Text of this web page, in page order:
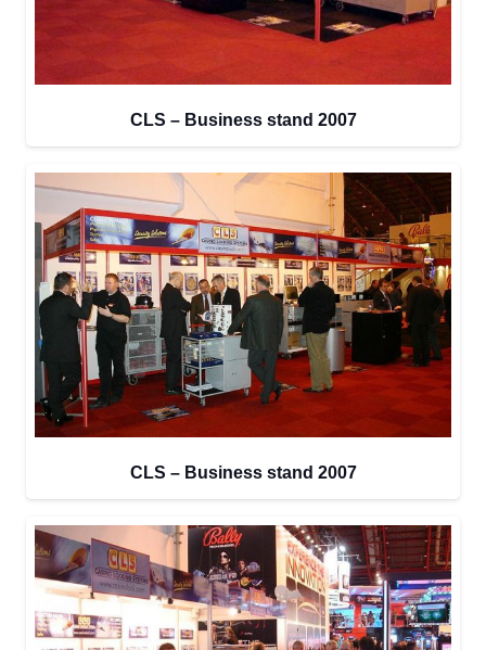
CLS – Business stand 2007
CLS – Business stand 2007